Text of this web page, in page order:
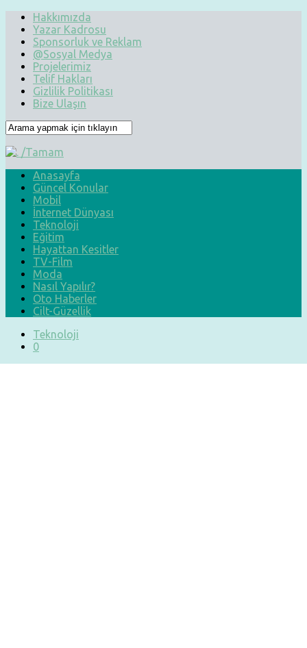
Hakkımızda
Yazar Kadrosu
Sponsorluk ve Reklam
@Sosyal Medya
Projelerimiz
Telif Hakları
Gizlilik Politikası
Bize Ulaşın
Anasayfa
Güncel Konular
Mobil
İnternet Dünyası
Teknoloji
Eğitim
Hayattan Kesitler
TV-Film
Moda
Nasıl Yapılır?
Oto Haberler
Cilt-Güzellik
Teknoloji
0